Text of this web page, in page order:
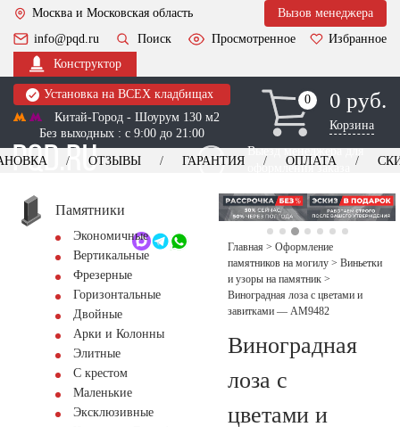
Москва и Московская область
Вызов менеджера
info@pqd.ru
Поиск Просмотренное
Избранное
Конструктор
Установка на ВСЕХ кладбищах
Китай-Город - Шоурум 130 м2
Без выходных : с 9:00 до 21:00
0
0 0 руб.
Корзина
Выезд менеджера для
оформления заказа
+7 (495) 518-44-23
Обратный звонок
ОТЗЫВЫ ГАРАНТИЯ ОПЛАТА
Памятники
Экономичные
Вертикальные
Фрезерные
Горизонтальные
Двойные
Арки и Колонны
Элитные
С крестом
Маленькие
Эксклюзивные
Главная > Оформление
памятников на могилу > Виньетки
и узоры на памятник >
Виноградная лоза с цветами и
завитками — AM9482
Виноградная
лоза с
цветами и